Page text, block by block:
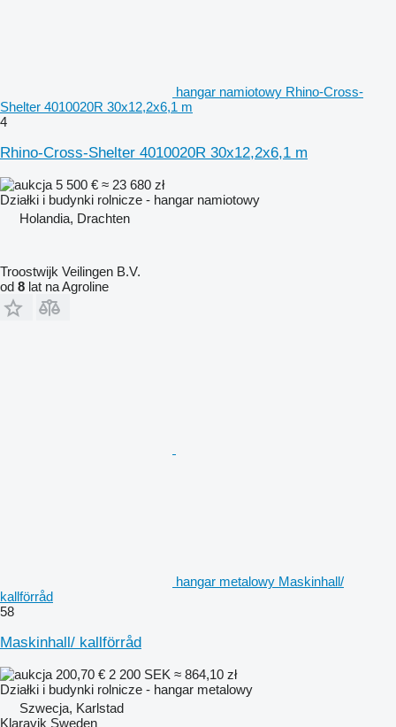
hangar namiotowy Rhino-Cross-
Shelter 4010020R 30x12,2x6,1 m
4
Rhino-Cross-Shelter 4010020R 30x12,2x6,1 m
5 500 € ≈ 23 680 zł
Działki i budynki rolnicze - hangar namiotowy
Holandia, Drachten
Troostwijk Veilingen B.V.
od 8 lat na Agroline
hangar metalowy Maskinhall/
kallförråd
58
Maskinhall/ kallförråd
200,70 € 2 200 SEK ≈ 864,10 zł
Działki i budynki rolnicze - hangar metalowy
Szwecja, Karlstad
Klaravik Sweden